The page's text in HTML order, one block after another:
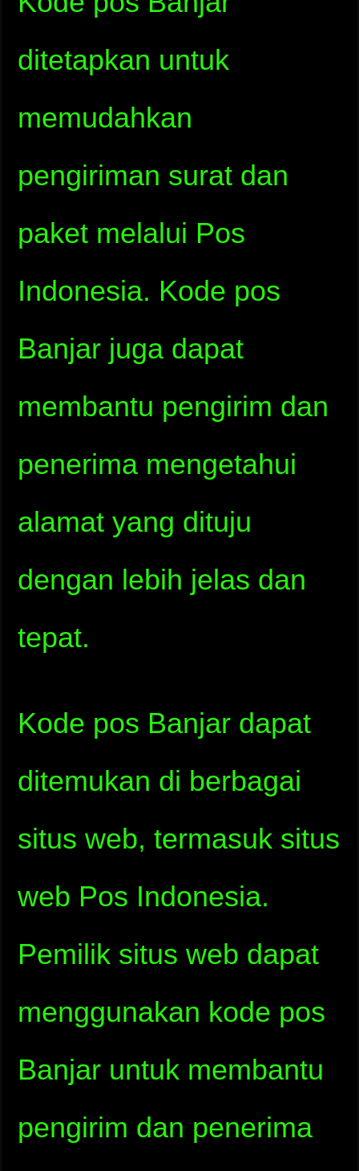
ditetapkan untuk
memudahkan
pengiriman surat dan
paket melalui Pos
Indonesia. Kode pos
Banjar juga dapat
membantu pengirim dan
penerima mengetahui
alamat yang dituju
dengan lebih jelas dan
tepat.
Kode pos Banjar dapat
ditemukan di berbagai
situs web, termasuk situs
web Pos Indonesia.
Pemilik situs web dapat
menggunakan kode pos
Banjar untuk membantu
pengirim dan penerima